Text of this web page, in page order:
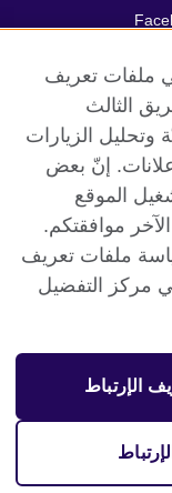
والفرص
ملفات تعريف
الثالث
وتحليل الزيارات
إنّ بعض
الموقع
موافقتكم.
ملفات تعريف
مركز التفضيل
الإرتباط